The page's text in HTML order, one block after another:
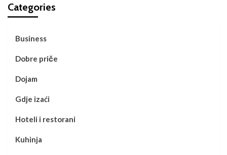
Categories
Business
Dobre priče
Dojam
Gdje izaći
Hoteli i restorani
Kuhinja